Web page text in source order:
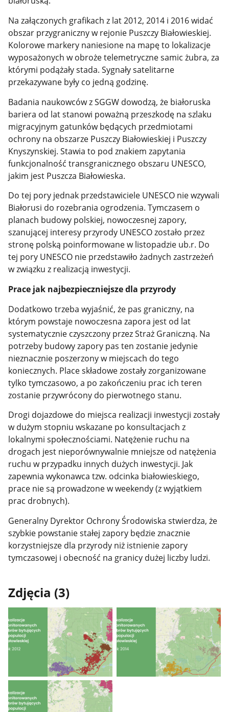
Na załączonych grafikach z lat 2012, 2014 i 2016 widać
obszar przygraniczny w rejonie Puszczy Białowieskiej.
Kolorowe markery naniesione na mapę to lokalizacje
wyposażonych w obroże telemetryczne samic żubra, za
którymi podążały stada. Sygnały satelitarne
przekazywane były co jedną godzinę.
Badania naukowców z SGGW dowodzą, że białoruska
bariera od lat stanowi poważną przeszkodę na szlaku
migracyjnym gatunków będących przedmiotami
ochrony na obszarze Puszczy Białowieskiej i Puszczy
Knyszynskiej. Stawia to pod znakiem zapytania
funkcjonalność transgranicznego obszaru UNESCO,
jakim jest Puszcza Białowieska.
Do tej pory jednak przedstawiciele UNESCO nie wzywali
Białorusi do rozebrania ogrodzenia. Tymczasem o
planach budowy polskiej, nowoczesnej zapory,
szanującej interesy przyrody UNESCO zostało przez
stronę polską poinformowane w listopadzie ub.r. Do
tej pory UNESCO nie przedstawiło żadnych zastrzeżeń
w związku z realizacją inwestycji.
Prace jak najbezpieczniejsze dla przyrody
Dodatkowo trzeba wyjaśnić, że pas graniczny, na
którym powstaje nowoczesna zapora jest od lat
systematycznie czyszczony przez Straż Graniczną. Na
potrzeby budowy zapory pas ten zostanie jedynie
nieznacznie poszerzony w miejscach do tego
koniecznych. Place składowe zostały zorganizowane
tylko tymczasowo, a po zakończeniu prac ich teren
zostanie przywrócony do pierwotnego stanu.
Drogi dojazdowe do miejsca realizacji inwestycji zostały
w dużym stopniu wskazane po konsultacjach z
lokalnymi społecznościami. Natężenie ruchu na
drogach jest nieporównywalnie mniejsze od natężenia
ruchu w przypadku innych dużych inwestycji. Jak
zapewnia wykonawca tzw. odcinka białowieskiego,
prace nie są prowadzone w weekendy (z wyjątkiem
prac drobnych).
Generalny Dyrektor Ochrony Środowiska stwierdza, że
szybkie powstanie stałej zapory będzie znacznie
korzystniejsze dla przyrody niż istnienie zapory
tymczasowej i obecność na granicy dużej liczby ludzi.
Zdjęcia (3)
Pokaż
zdjęcie
1